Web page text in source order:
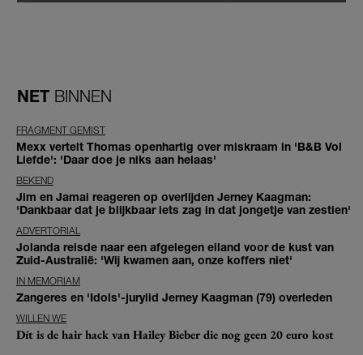
NET BINNEN
FRAGMENT GEMIST
Mexx vertelt Thomas openhartig over miskraam in 'B&B Vol
Liefde': 'Daar doe je niks aan helaas'
BEKEND
Jim en Jamai reageren op overlijden Jerney Kaagman:
'Dankbaar dat je blijkbaar iets zag in dat jongetje van zestien'
ADVERTORIAL
Jolanda reisde naar een afgelegen eiland voor de kust van
Zuid-Australië: 'Wij kwamen aan, onze koffers niet'
IN MEMORIAM
Zangeres en 'Idols'-jurylid Jerney Kaagman (79) overleden
WILLEN WE
Dít is de hair hack van Hailey Bieber die nog geen 20 euro kost